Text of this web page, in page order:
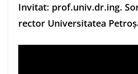
Invitat: prof.univ.dr.ing.
rector Universitatea